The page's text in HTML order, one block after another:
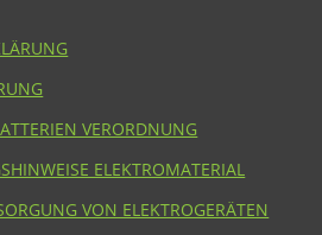
VERORDNUNG
ELEKTROMATERIAL
VON ELEKTROGERÄTEN